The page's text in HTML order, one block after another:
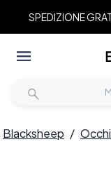
SPEDIZIONE
Blacksheep /